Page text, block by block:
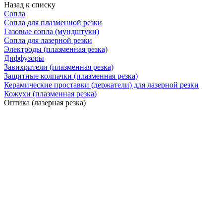
Назад к списку
Сопла
Сопла для плазменной резки
Газовые сопла (мундштуки)
Сопла для лазерной резки
Электроды (плазменная резка)
Диффузоры
Завихрители (плазменная резка)
Защитные колпачки (плазменная резка)
Керамические проставки (держатели) для лазерной резки
Кожухи (плазменная резка)
Оптика (лазерная резка)